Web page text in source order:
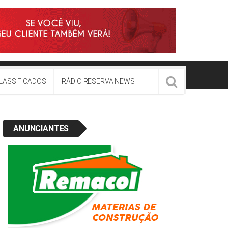
RÁDIO RESERVA NEWS
ANUNCIANTES